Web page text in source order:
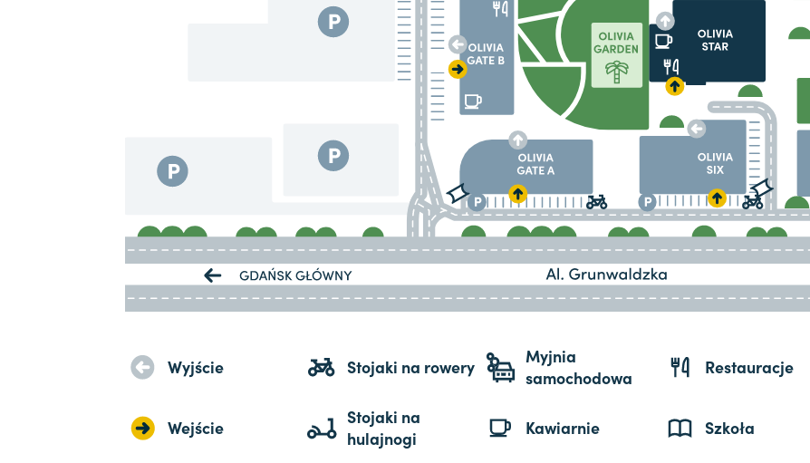
Wyjście Stojaki na rowery
Myjnia
samochodowa
Restauracje
Wejście
Stojaki na
hulajnogi
Kawiarnie Szkoła